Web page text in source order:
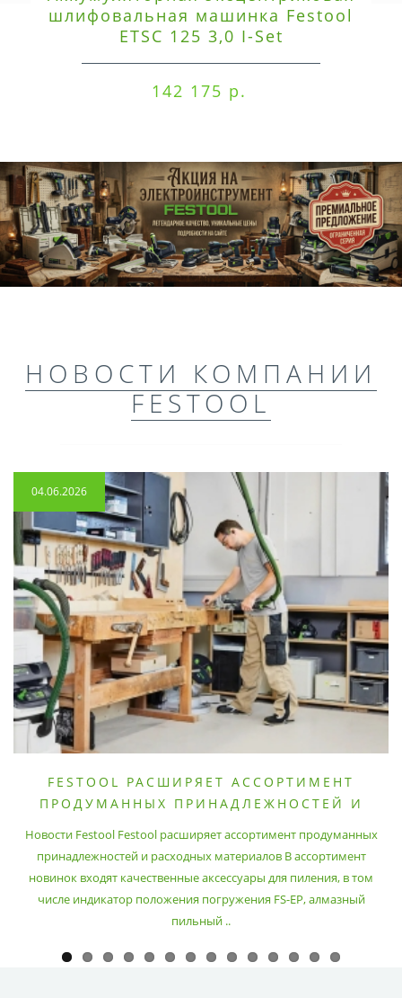
шлифовальная машинка Festool
ETSC 125 3,0 I-Set
142 175 р.
НОВОСТИ КОМПАНИИ
FESTOOL
04.06.2026
FESTOOL РАСШИРЯЕТ АССОРТИМЕНТ
ПРОДУМАННЫХ ПРИНАДЛЕЖНОСТЕЙ И
Новости Festool Festool расширяет ассортимент продуманных
принадлежностей и расходных материалов В ассортимент
новинок входят качественные аксессуары для пиления, в том
числе индикатор положения погружения FS-EP, алмазный
пильный ..